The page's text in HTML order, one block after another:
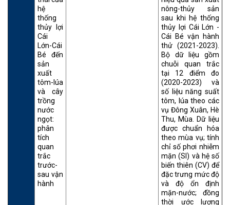
hệ
thống
thủy lợi
Cái
Lớn-Cái
Bé đến
sản
xuất
tôm-lúa
và cây
trồng
nước
ngọt:
phân
tích
quan
trắc
trước-
sau vận
hành
nông-thủy sản
sau khi hệ thống
thủy lợi Cái Lớn -
Cái Bé vận hành
thử (2021-2023).
Bộ dữ liệu gồm
chuỗi quan trắc
tại 12 điểm đo
(2020-2023) và
số liệu năng suất
tôm, lúa theo các
vụ Đông Xuân, Hè
Thu, Mùa. Dữ liệu
được chuẩn hóa
theo mùa vụ; tính
chỉ số phơi nhiễm
mặn (SI) và hệ số
biến thiên (CV) để
đặc trưng mức độ
và độ ổn định
mặn-nước; đồng
thời ước lượng